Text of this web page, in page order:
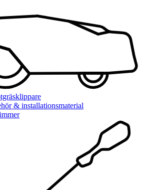
& installationsmaterial